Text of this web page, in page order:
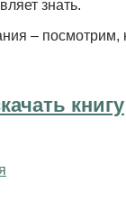
знать.
– посмотрим,
книгу